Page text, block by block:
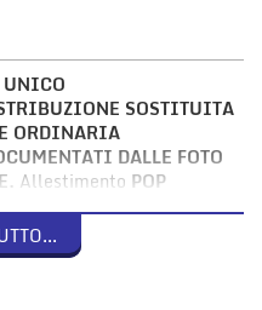
UNICO
SOSTITUITA
ORDINARIA
DALLE FOTO
Allestimento POP
Cerchi in Lega,
anteriori e posteriori,